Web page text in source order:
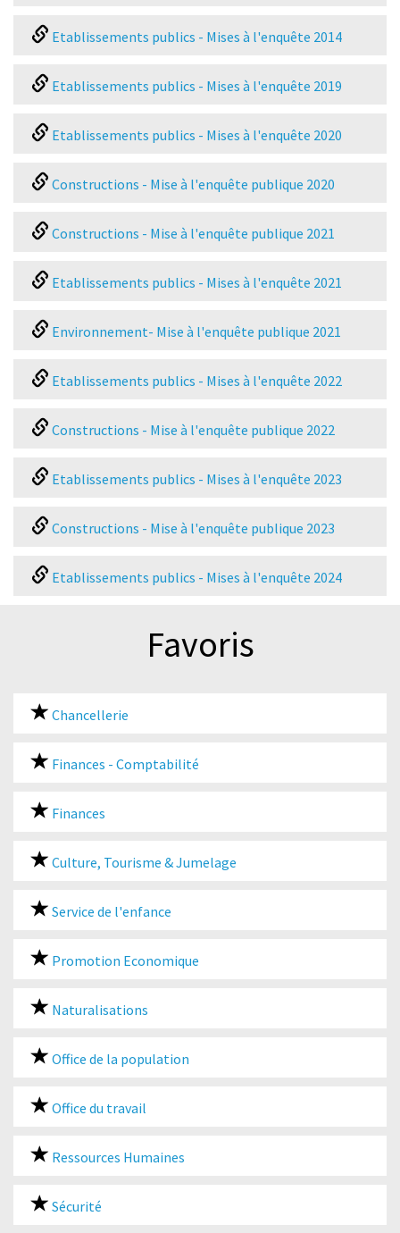
Etablissements publics - Mises à l'enquête 2014
Etablissements publics - Mises à l'enquête 2019
Etablissements publics - Mises à l'enquête 2020
Constructions - Mise à l'enquête publique 2020
Constructions - Mise à l'enquête publique 2021
Etablissements publics - Mises à l'enquête 2021
Environnement- Mise à l'enquête publique 2021
Etablissements publics - Mises à l'enquête 2022
Constructions - Mise à l'enquête publique 2022
Etablissements publics - Mises à l'enquête 2023
Constructions - Mise à l'enquête publique 2023
Etablissements publics - Mises à l'enquête 2024
Favoris
Chancellerie
Finances - Comptabilité
Finances
Culture, Tourisme & Jumelage
Service de l'enfance
Promotion Economique
Naturalisations
Office de la population
Office du travail
Ressources Humaines
Sécurité